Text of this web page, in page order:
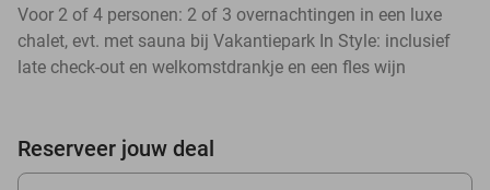
Voor 2 of 4 personen: 2 of 3 overnachtingen in een luxe
chalet, evt. met sauna bij Vakantiepark In Style: inclusief
late check-out en welkomstdrankje en een fles wijn
Reserveer jouw deal